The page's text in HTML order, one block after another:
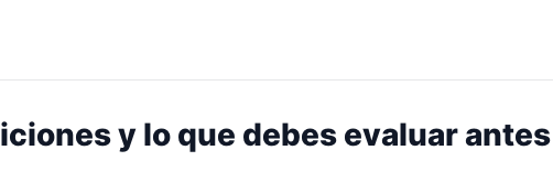
y lo que debes evaluar antes